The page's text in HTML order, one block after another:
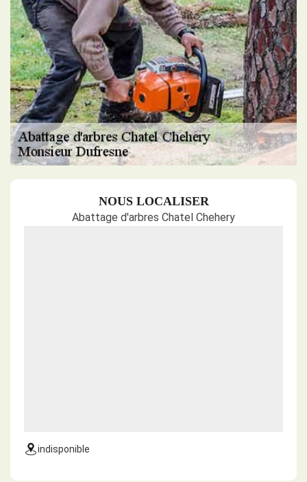
NOUS LOCALISER
Abattage d'arbres Chatel Chehery
indisponible